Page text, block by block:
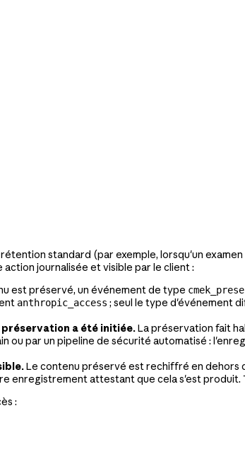
standard (par exemple, lorsqu'un
journalisée et visible par le client :
est préservé, un événement de type
anthropic_access ; seul le type d'événement
a été initiée.La préservation fait
ou par un pipeline de sécurité automatisé :
Le contenu préservé est rechiffré en dehors
enregistrement attestant que cela s'est
: